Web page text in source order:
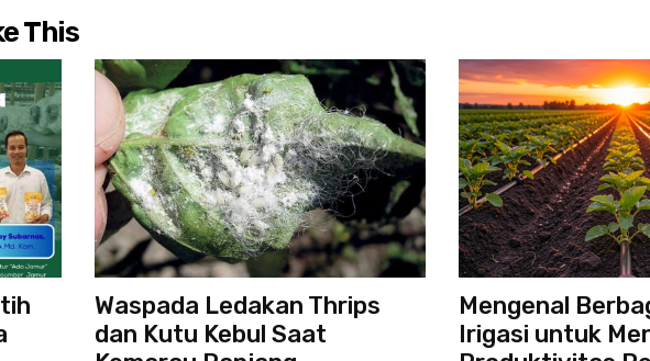
This
Waspada Ledakan Thrips
dan Kutu Kebul Saat
Mengenal
Irigasi untuk